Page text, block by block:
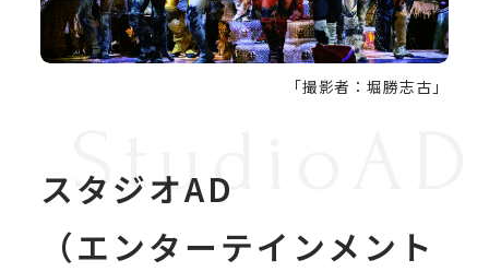
「撮影者：堀勝志古」
スタジオAD
（エンターテインメント
StudioAD